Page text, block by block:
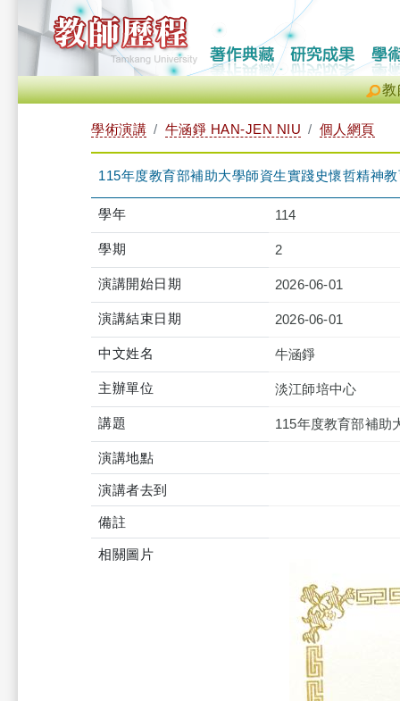
教
學術演講 牛涵錚 HAN-JEN NIU 個人網頁
115年度教育部補助大學師資生實踐史懷哲精神
學年 114
學期 2
演講開始日期 2026-06-01
演講結束日期 2026-06-01
中文姓名 牛涵錚
主辦單位 淡江師培中心
講題 115年度教育部補助
演講地點
演講者去到
備註
相關圖片